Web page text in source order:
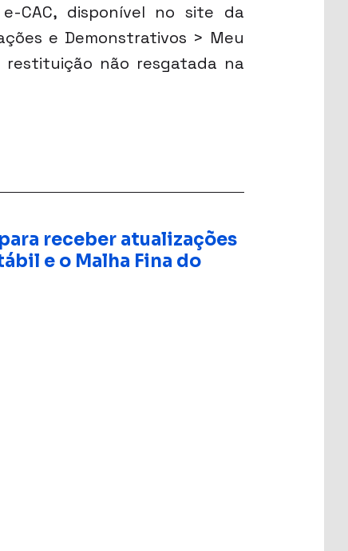
CAC, disponível no site da
e Demonstrativos > Meu
restituição não resgatada na
receber atualizações
e o Malha Fina do